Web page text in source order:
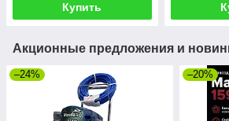
Купить
Акционные предложения и
–24% –20%